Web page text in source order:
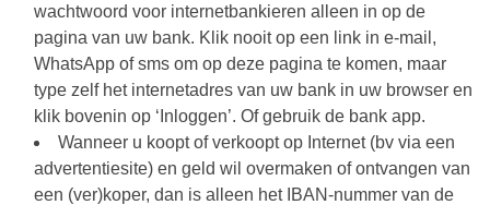
wachtwoord voor internetbankieren alleen in op de
pagina van uw bank. Klik nooit op een link in e-mail,
WhatsApp of sms om op deze pagina te komen, maar
type zelf het internetadres van uw bank in uw browser en
klik bovenin op ‘Inloggen’. Of gebruik de bank app.
Wanneer u koopt of verkoopt op Internet (bv via een
advertentiesite) en geld wil overmaken of ontvangen van
een (ver)koper, dan is alleen het IBAN-nummer van de